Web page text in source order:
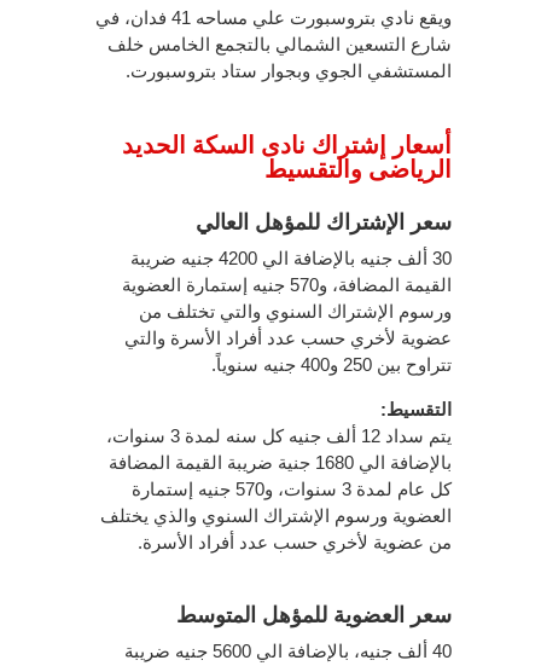
ويقع نادي بتروسبورت علي مساحه 41 فدان، في
شارع التسعين الشمالي بالتجمع الخامس خلف
المستشفي الجوي وبجوار ستاد بتروسبورت.
أسعار إشتراك نادى السكة الحديد
الرياضى والتقسيط
سعر الإشتراك للمؤهل العالي
30 ألف جنيه بالإضافة الي 4200 جنيه ضريبة
القيمة المضافة، و570 جنيه إستمارة العضوية
ورسوم الإشتراك السنوي والتي تختلف من
عضوية لأخري حسب عدد أفراد الأسرة والتي
تتراوح بين 250 و400 جنيه سنوياً.
التقسيط:
يتم سداد 12 ألف جنيه كل سنه لمدة 3 سنوات،
بالإضافة الي 1680 جنية ضريبة القيمة المضافة
كل عام لمدة 3 سنوات، و570 جنيه إستمارة
العضوية ورسوم الإشتراك السنوي والذي يختلف
من عضوية لأخري حسب عدد أفراد الأسرة.
سعر العضوية للمؤهل المتوسط
40 ألف جنيه، بالإضافة الي 5600 جنيه ضريبة